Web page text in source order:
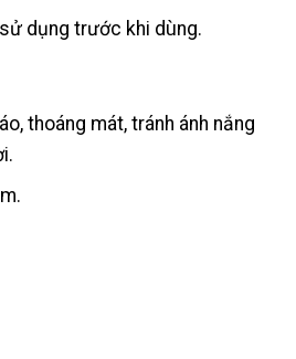
dụng trước khi dùng.
thoáng mát, tránh ánh nắng